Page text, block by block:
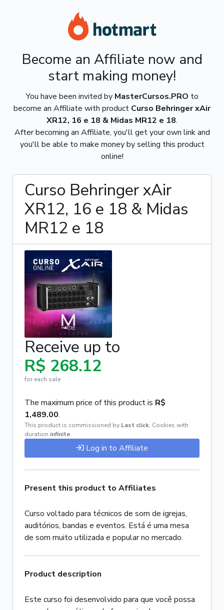
Become an Affiliate now and
start making money!
You have been invited by MasterCursos.PRO to
become an Affiliate with product Curso Behringer xAir
XR12, 16 e 18 & Midas MR12 e 18.
After becoming an Affiliate, you'll get your own link and
you'll be able to make money by selling this product
online!
Curso Behringer xAir
XR12, 16 e 18 & Midas
MR12 e 18
Receive up to
R$ 268.12
for each sale
The maximum price of this product is R$
1,489.00.
This product is commissioned by Last click, Cookies with
duration infinite.
Log in to Affiliate
Present this product to Affiliates
Curso voltado para técnicos de som de igrejas,
auditórios, bandas e eventos. Está é uma mesa
de som muito utilizada e popular no mercado.
Product description
Este curso foi desenvolvido para que você possa